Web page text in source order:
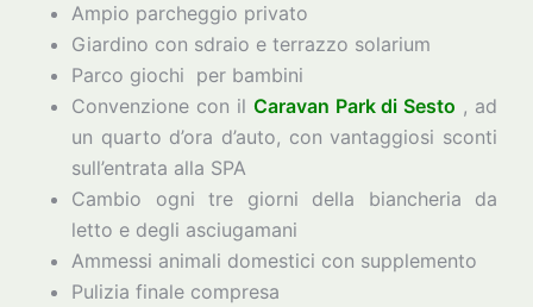
Ampio parcheggio privato
Giardino con sdraio e terrazzo solarium
Parco giochi per bambini
Convenzione con il Caravan Park di Sesto , ad
un quarto d’ora d’auto, con vantaggiosi sconti
sull’entrata alla SPA
Cambio ogni tre giorni della biancheria da
letto e degli asciugamani
Ammessi animali domestici con supplemento
Pulizia finale compresa